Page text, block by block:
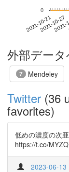
2021-10-212021-10-27
0
外部デー
7 Mendeley
Twitter (36
favorites)
低めの濃度の次
https://t.co/
2023-06-13